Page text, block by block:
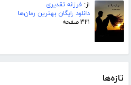
از: فرزانه تقدیری
دانلود رایگان بهترین رمان‌ها
۳۲۱ صفحه
تازه‌ها